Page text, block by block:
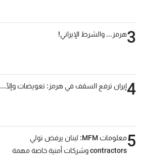
3هرمز... والشرط الإيراني!
4إيران ترفع السقف في هرمز: تعويضات وإلّا...
5
معلومات MFM: لبنان يرفض تولي
contractors وشركات أمنية خاصة مهمة